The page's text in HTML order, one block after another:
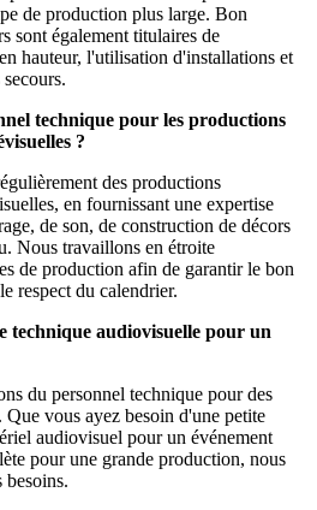
de production plus large. Bon
sont également titulaires de
hauteur, l'utilisation d'installations et
technique pour les productions
?
des productions
en fournissant une expertise
de son, de construction de décors
Nous travaillons en étroite
de production afin de garantir le bon
respect du calendrier.
technique audiovisuelle pour un
du personnel technique pour des
Que vous ayez besoin d'une petite
audiovisuel pour un événement
pour une grande production, nous
besoins.